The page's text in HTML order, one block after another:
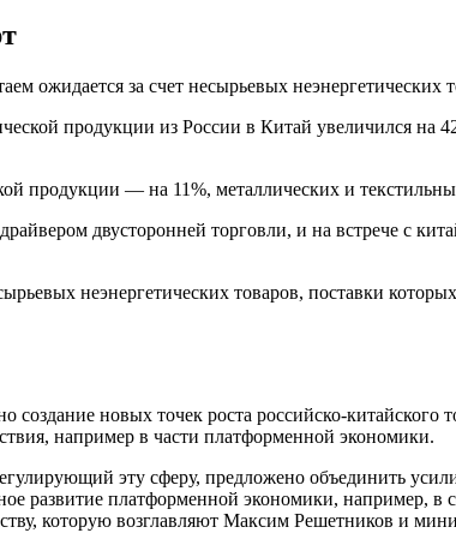
ожидается за счет несырьевых неэнергетических
продукции из России в Китай увеличился
продукции — на 11%, металлических и
двусторонней торговли, и на встрече с
неэнергетических товаров, поставки
создание новых точек роста российско-
например в части платформенной экономики.
эту сферу, предложено объединить
развитие платформенной экономики, например, в
которую возглавляют Максим Решетников и